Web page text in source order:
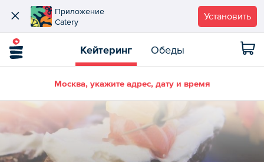
Приложение
Catery
Установить
Кейтеринг Обеды
Москва, укажите адрес, дату и время